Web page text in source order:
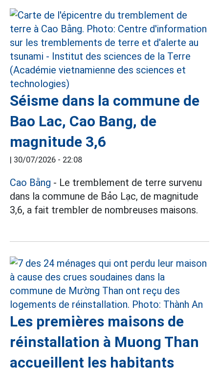
Séisme dans la commune de
Bao Lac, Cao Bang, de
magnitude 3,6
| 30/07/2026 - 22:08
Cao Bằng - Le tremblement de terre survenu
dans la commune de Bảo Lạc, de magnitude
3,6, a fait trembler de nombreuses maisons.
Les premières maisons de
réinstallation à Muong Than
accueillent les habitants